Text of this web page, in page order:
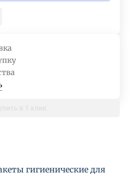
гигиенические для